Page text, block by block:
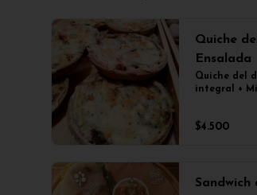
Quiche
Ensalada
Quiche del
integral +
$4.500